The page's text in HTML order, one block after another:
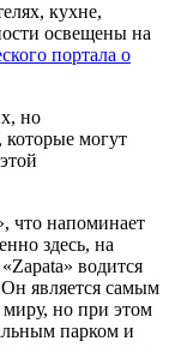
кухне,
освещены на
портала о
но
могут
что напоминает
здесь, на
водится
является самым
миру, но при этом
парком и